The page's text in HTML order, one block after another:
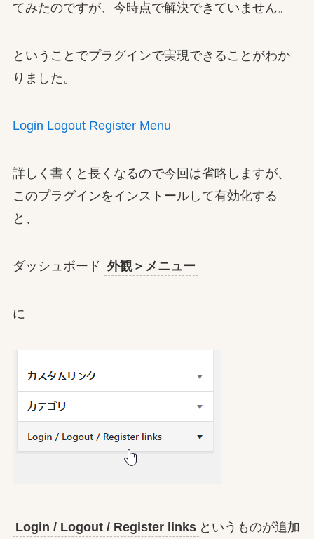
てみたのですが、今時点で解決できていません。
ということでプラグインで実現できることがわか
りました。
Login Logout Register Menu
詳しく書くと長くなるので今回は省略しますが、
このプラグインをインストールして有効化する
と、
ダッシュボード 外観＞メニュー
に
Login / Logout / Register links というものが追加